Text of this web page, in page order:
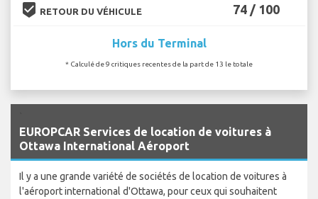
beenhere RETOUR DU VÉHICULE 74 / 100
Hors du Terminal
* Calculé de 9 critiques recentes de la part de 13 le totale
EUROPCAR Services de location de voitures à
Ottawa International Aéroport
Il y a une grande variété de sociétés de location de voitures à
l'aéroport international d'Ottawa, pour ceux qui souhaitent